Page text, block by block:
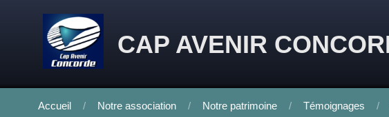
CAP AVENIR
Accueil Notre association Notre patrimoine Témoignages